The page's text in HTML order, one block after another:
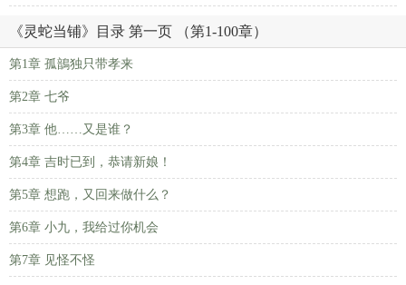
《灵蛇当铺》目录 第一页 （第1-100章）
第1章 孤鶕独只带孝来
第2章 七爷
第3章 他……又是谁？
第4章 吉时已到，恭请新娘！
第5章 想跑，又回来做什么？
第6章 小九，我给过你机会
第7章 见怪不怪